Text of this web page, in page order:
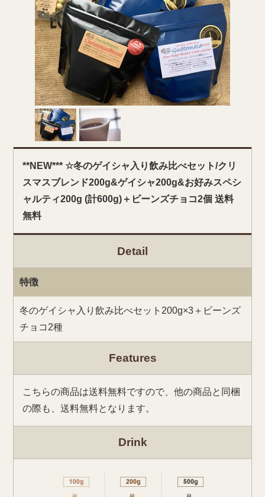
**NEW*** ☆冬のゲイシャ入り飲み比べセット/クリ
スマスブレンド200g&ゲイシャ200g&お好みスペシ
ャルティ200g (計600g)＋ビーンズチョコ2個 送料
無料
Detail
特徴
冬のゲイシャ入り飲み比べセット200g×3＋ビーンズ
チョコ2種
Features
こちらの商品は送料無料ですので、他の商品と同梱
の際も、送料無料となります。
Drink